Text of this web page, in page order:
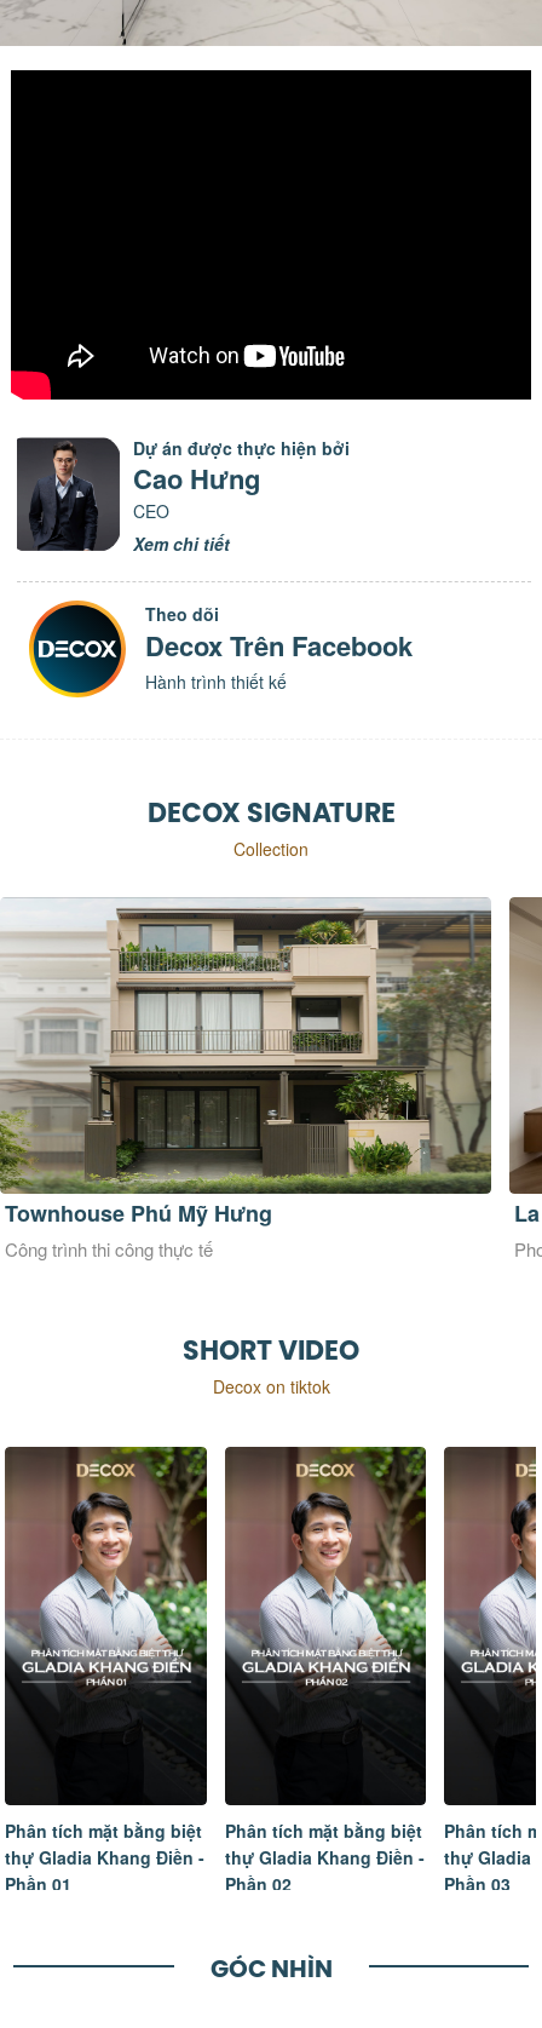
Dự án được thực hiện bởi
Cao Hưng
CEO
Xem chi tiết
Theo dõi
Decox Trên Facebook
Hành trình thiết kế
DECOX SIGNATURE
Collection
La Maison Douce
Phong cách thiết kế Đương đại
SHORT VIDEO
Decox on tiktok
Phân tích mặt bằng biệt
thự Gladia Khang Điền -
Phần 02
Phân tích mặt bằng biệt
thự Gladia Khang Điền -
Phần 03
Tâm sự
ngôi nhà
hoàn thiện
GÓC NHÌN